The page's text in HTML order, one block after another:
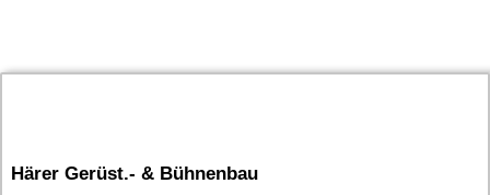
Härer Gerüst.- & Bühnenbau